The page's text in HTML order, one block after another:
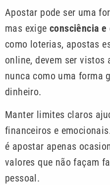
Apostar pode ser uma
mas exigeconsciência e
como loterias, apostas
online, devem ser vistos
nunca como uma forma
dinheiro.
Manter limites claros
financeiros e
é apostar apenas
valores que não façam
pessoal.